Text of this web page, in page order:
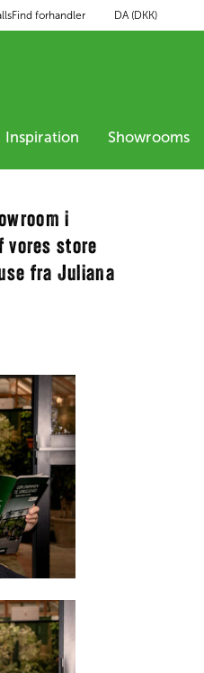
Find forhandler DA (DKK)
Inspiration Showrooms
i
vores store
fra Juliana